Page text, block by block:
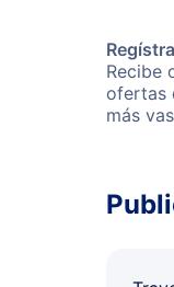
Recibe
ofertas
más